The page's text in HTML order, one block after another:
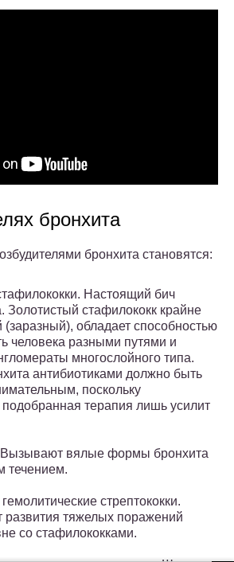
бронхита
бронхита становятся:
Настоящий бич
Золотистый стафилококк крайне
(заразный), обладает способностью
человека разными путями и
многослойного типа.
антибиотиками должно быть
поскольку
терапия лишь усилит
Вызывают вялые формы бронхита
течением.
стрептококки.
развития тяжелых поражений
со стафилококками.